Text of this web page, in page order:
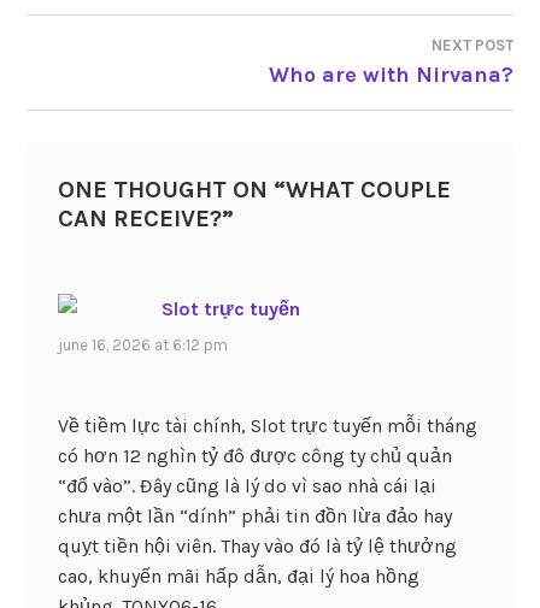
NAVIGATION
NEXT POST
Who are with Nirvana?
ONE THOUGHT ON “WHAT COUPLE
CAN RECEIVE?”
Slot trực tuyến
june 16, 2026 at 6:12 pm
Về tiềm lực tài chính, Slot trực tuyến mỗi tháng
có hơn 12 nghìn tỷ đô được công ty chủ quản
“đổ vào”. Đây cũng là lý do vì sao nhà cái lại
chưa một lần “dính” phải tin đồn lừa đảo hay
quỵt tiền hội viên. Thay vào đó là tỷ lệ thưởng
cao, khuyến mãi hấp dẫn, đại lý hoa hồng